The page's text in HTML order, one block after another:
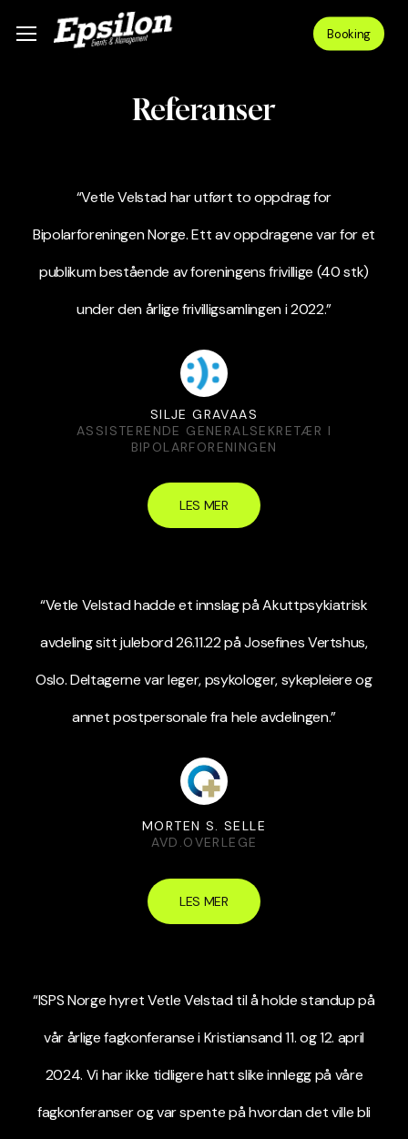
Menu Booking
Referanser
“Vetle Velstad har utført to oppdrag for
Bipolarforeningen Norge. Ett av oppdragene var for et
publikum bestående av foreningens frivillige (40 stk)
under den årlige frivilligsamlingen i 2022.”
SILJE GRAVAAS
ASSISTERENDE GENERALSEKRETÆR I
BIPOLARFORENINGEN
LES MER
“Vetle Velstad hadde et innslag på Akuttpsykiatrisk
avdeling sitt julebord 26.11.22 på Josefines Vertshus,
Oslo. Deltagerne var leger, psykologer, sykepleiere og
annet postpersonale fra hele avdelingen.”
MORTEN S. SELLE
AVD.OVERLEGE
LES MER
“ISPS Norge hyret Vetle Velstad til å holde standup på
vår årlige fagkonferanse i Kristiansand 11. og 12. april
2024. Vi har ikke tidligere hatt slike innlegg på våre
fagkonferanser og var spente på hvordan det ville bli